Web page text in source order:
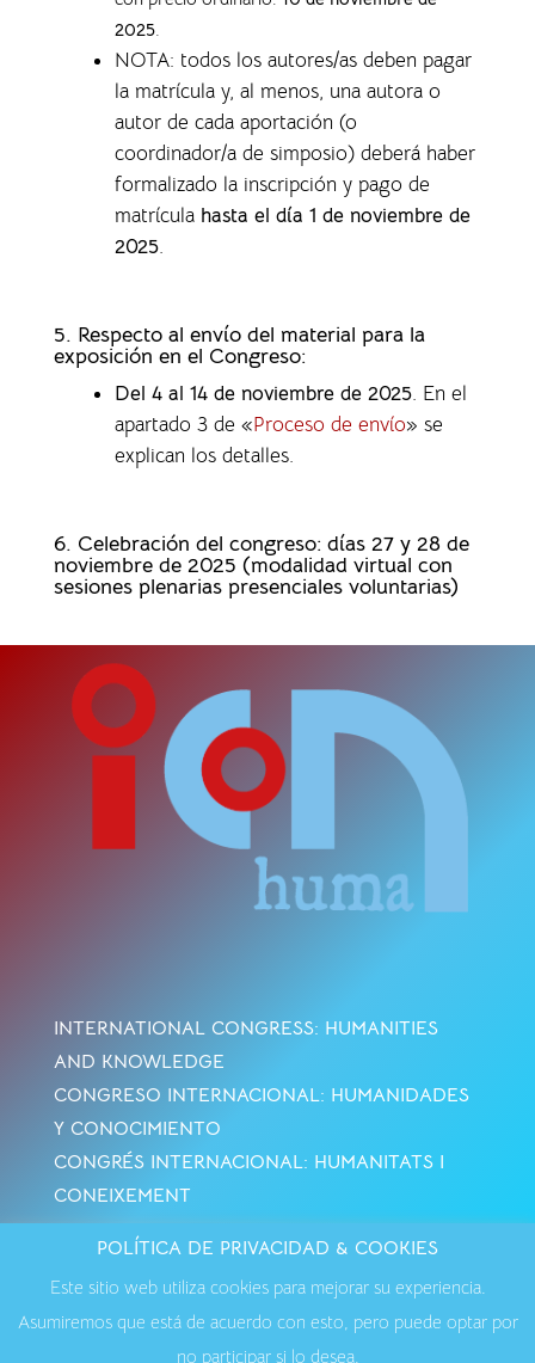
2025.
NOTA: todos los autores/as deben pagar
la matrícula y, al menos, una autora o
autor de cada aportación (o
coordinador/a de simposio) deberá haber
formalizado la inscripción y pago de
matrícula hasta el día 1 de noviembre de
2025.
5. Respecto al envío del material para la
exposición en el Congreso:
Del 4 al 14 de noviembre de 2025. En el
apartado 3 de «Proceso de envío» se
explican los detalles.
6. Celebración del congreso: días 27 y 28 de
noviembre de 2025 (modalidad virtual con
sesiones plenarias presenciales voluntarias)
INTERNATIONAL CONGRESS: HUMANITIES
AND KNOWLEDGE
CONGRESO INTERNACIONAL: HUMANIDADES
Y CONOCIMIENTO
CONGRÉS INTERNACIONAL: HUMANITATS I
CONEIXEMENT
Privacidad·Contactar
POLÍTICA DE PRIVACIDAD & COOKIES
Este sitio web utiliza cookies para mejorar su experiencia.
Asumiremos que está de acuerdo con esto, pero puede optar por
no participar si lo desea.